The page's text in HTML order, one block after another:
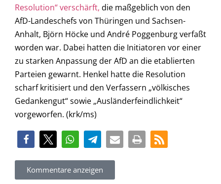
Resolution“ verschärft, die maßgeblich von den
AfD-Landeschefs von Thüringen und Sachsen-
Anhalt, Björn Höcke und André Poggenburg verfaßt
worden war. Dabei hatten die Initiatoren vor einer
zu starken Anpassung der AfD an die etablierten
Parteien gewarnt. Henkel hatte die Resolution
scharf kritisiert und den Verfassern „völkisches
Gedankengut“ sowie „Ausländerfeindlichkeit“
vorgeworfen. (krk/ms)
Kommentare anzeigen